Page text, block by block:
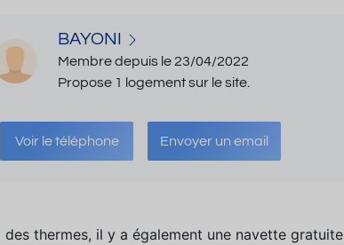
BAYONI
Membre depuis le 23/04/2022
Propose 1 logement sur le site.
Voir le téléphone Envoyer un email
thermes, il y a également une navette gratuite